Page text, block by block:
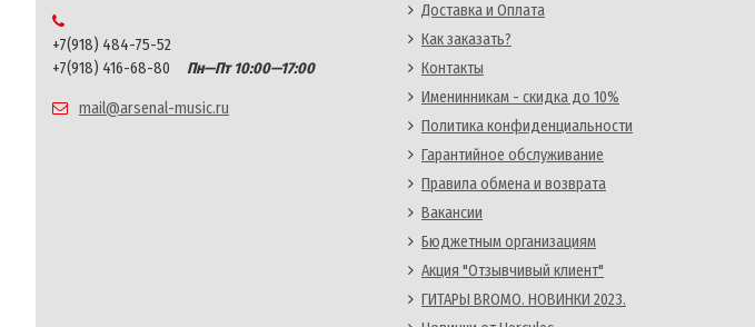
+7(918) 484-75-52
+7(918) 416-68-80
Пн—Пт 10:00—17:00
mail@arsenal-music.ru
Доставка и Оплата
Как заказать?
Контакты
Именинникам - скидка до 10%
Политика конфиденциальности
Гарантийное обслуживание
Правила обмена и возврата
Вакансии
Бюджетным организациям
Акция "Отзывчивый клиент"
ГИТАРЫ BROMO. НОВИНКИ 2023.